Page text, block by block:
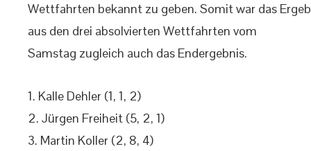
Wettfahrten bekannt zu geben. Somit war das
aus den drei absolvierten Wettfahrten vom
Samstag zugleich auch das Endergebnis.
1. Kalle Dehler (1, 1, 2)
2. Jürgen Freiheit (5, 2, 1)
3. Martin Koller (2, 8, 4)